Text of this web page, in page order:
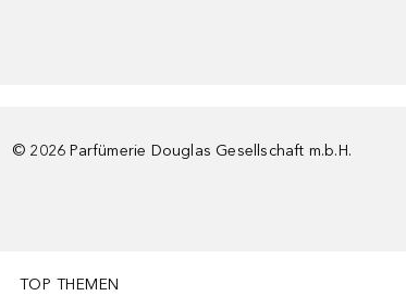
© 2026 Parfümerie Douglas Gesellschaft m.b.H.
TOP THEMEN